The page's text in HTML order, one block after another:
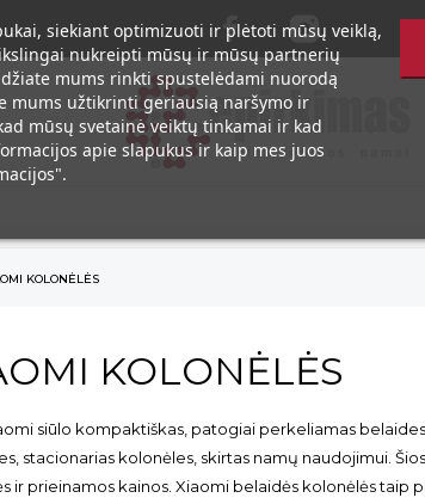
KOLONĖLĖS
KOLONĖLĖS
siūlo kompaktiškas, patogiai perkeliamas belaides
stacionarias kolonėles, skirtas namų naudojimui.
ir prieinamos kainos. Xiaomi belaidės kolonėlės
siekiant optimizuoti ir plėtoti mūsų veiklą,
nukreipti mūsų ir mūsų partnerių
mums rinkti spustelėdami nuorodą
mums užtikrinti geriausią naršymo ir
mūsų svetainė veiktų tinkamai ir kad
apie slapukus ir kaip mes juos